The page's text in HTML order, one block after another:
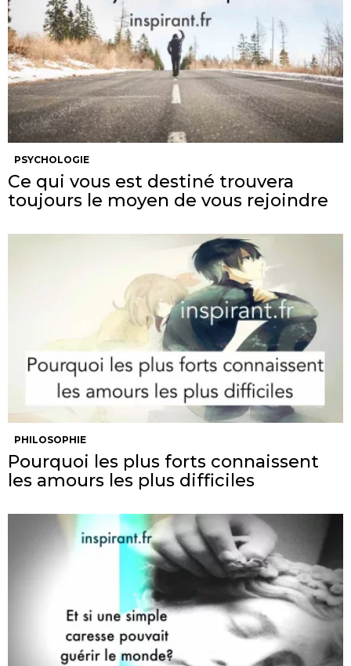
PSYCHOLOGIE
Ce qui vous est destiné trouvera
toujours le moyen de vous rejoindre
PHILOSOPHIE
Pourquoi les plus forts connaissent
les amours les plus difficiles